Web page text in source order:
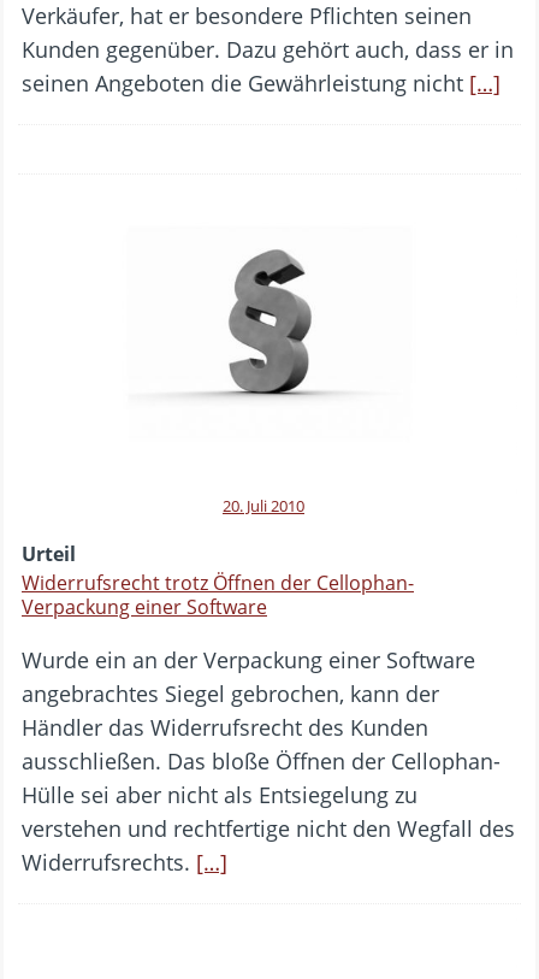
Verkäufer, hat er besondere Pflichten seinen
Kunden gegenüber. Dazu gehört auch, dass er in
seinen Angeboten die Gewährleistung nicht […]
20. Juli 2010
Urteil
Widerrufsrecht trotz Öffnen der Cellophan-
Verpackung einer Software
Wurde ein an der Verpackung einer Software
angebrachtes Siegel gebrochen, kann der
Händler das Widerrufsrecht des Kunden
ausschließen. Das bloße Öffnen der Cellophan-
Hülle sei aber nicht als Entsiegelung zu
verstehen und rechtfertige nicht den Wegfall des
Widerrufsrechts. […]